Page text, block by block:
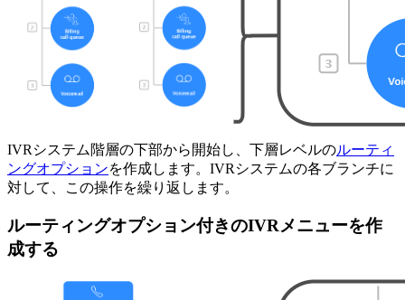
IVRシステム階層の下部から開始し、下層レベルのルーティ
ングオプションを作成します。IVRシステムの各ブランチに
対して、この操作を繰り返します。
ルーティングオプション付きのIVRメニューを作
成する